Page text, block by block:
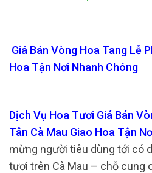
Giá Bán Vòng Hoa Tang Lễ
Hoa Tận Nơi Nhanh Chóng
Dịch Vụ Hoa Tươi Giá Bán
Tân Cà Mau Giao Hoa Tận
mừng người tiêu dùng tới có
tươi trên Cà Mau – chỗ cung